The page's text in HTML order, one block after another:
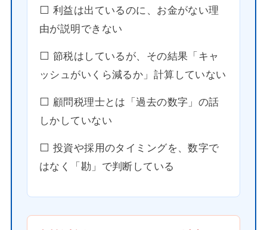
⬜️ 利益は出ているのに、お金がない理
由が説明できない
⬜️ 節税はしているが、その結果「キャ
ッシュがいくら減るか」計算していない
⬜️ 顧問税理士とは「過去の数字」の話
しかしていない
⬜️ 投資や採用のタイミングを、数字で
はなく「勘」で判断している